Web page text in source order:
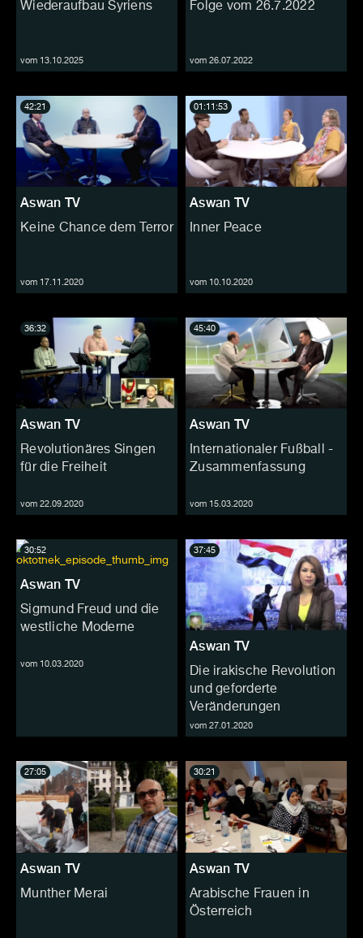
Wiederaufbau Syriens
vom 13.10.2025
Folge vom 26.7.2022
vom 26.07.2022
Aswan TV
Keine Chance dem Terror
vom 17.11.2020
42:21
Aswan TV
Inner Peace
vom 10.10.2020
01:11:53
Aswan TV
Revolutionäres Singen
für die Freiheit
vom 22.09.2020
36:32
Aswan TV
Internationaler Fußball -
Zusammenfassung
vom 15.03.2020
45:40
Aswan TV
Sigmund Freud und die
westliche Moderne
vom 10.03.2020
30:52
Aswan TV
Die irakische Revolution
und geforderte
Veränderungen
vom 27.01.2020
37:45
Aswan TV
Munther Merai
27:05
Aswan TV
Arabische Frauen in
Österreich
30:21